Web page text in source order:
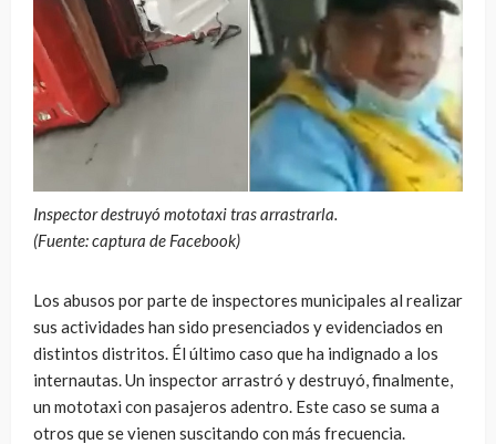
Inspector destruyó mototaxi tras arrastrarla.
(Fuente: captura de Facebook)
Los abusos por parte de inspectores municipales al realizar
sus actividades han sido presenciados y evidenciados en
distintos distritos. Él último caso que ha indignado a los
internautas. Un inspector arrastró y destruyó, finalmente,
un mototaxi con pasajeros adentro. Este caso se suma a
otros que se vienen suscitando con más frecuencia.